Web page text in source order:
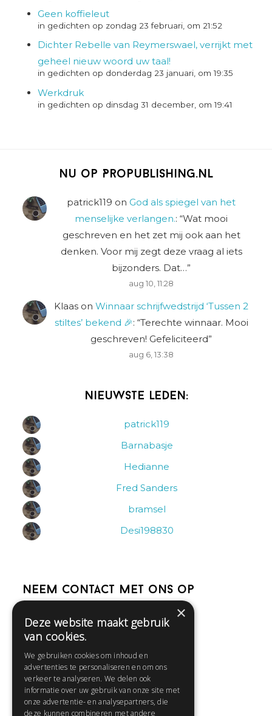
Geen koffieleut
in gedichten op zondag 23 februari, om 21:52
Dichter Rebelle van Reymerswael, verrijkt met
geheel nieuw woord uw taal!
in gedichten op donderdag 23 januari, om 19:35
Werkdruk
in gedichten op dinsdag 31 december, om 19:41
Nu op Propublishing.nl
patrick119 on God als spiegel van het
menselijke verlangen.: “Wat mooi
geschreven en het zet mij ook aan het
denken. Voor mij zegt deze vraag al iets
bijzonders. Dat…”
aug 10, 11:28
Klaas on Winnaar schrijfwedstrijd ‘Tussen 2
stiltes’ bekend 🎉: “Terechte winnaar. Mooi
geschreven! Gefeliciteerd”
aug 6, 13:38
Nieuwste leden:
patrick119
Barnabasje
Hedianne
Fred Sanders
bramsel
Desi198830
Neem contact met ons op
Help
Contact
Huisregels
×
Deze website maakt gebruik
van cookies.
We gebruiken cookies om inhoud en
advertenties te personaliseren en om ons
verkeer te analyseren. We delen ook
informatie over uw gebruik van onze site met
onze advertentie- en analysepartners, die
deze kunnen combineren met andere